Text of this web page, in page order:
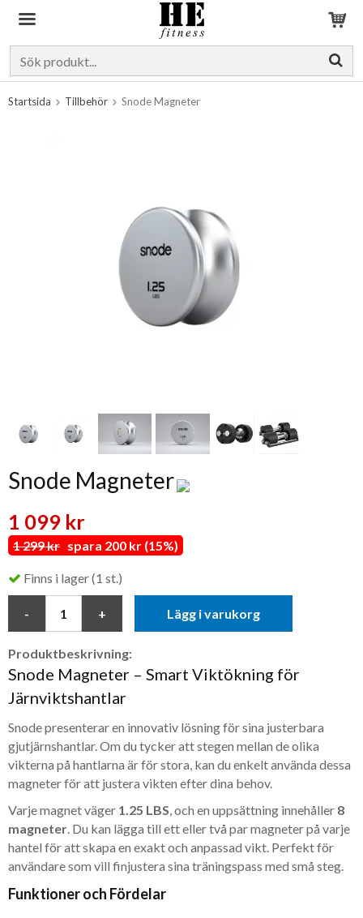
Startsida Tillbehör Snode Magneter
Snode Magneter
1 099 kr
1 299 kr spara 200 kr (15%)
Finns i lager (1 st.)
Lägg i varukorg
Produktbeskrivning:
Snode Magneter – Smart Viktökning för
Järnviktshantlar
Snode presenterar en innovativ lösning för sina justerbara
gjutjärnshantlar. Om du tycker att stegen mellan de olika
vikterna på hantlarna är för stora, kan du enkelt använda dessa
magneter för att justera vikten efter dina behov.
Varje magnet väger 1.25 LBS, och en uppsättning innehåller 8
magneter. Du kan lägga till ett eller två par magneter på varje
hantel för att skapa en exakt och anpassad vikt. Perfekt för
användare som vill finjustera sina träningspass med små steg.
Funktioner och Fördelar